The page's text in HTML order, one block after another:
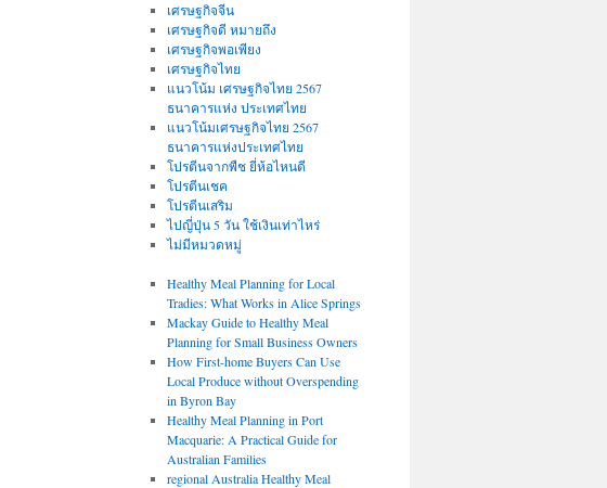
เศรษฐกิจจีน
เศรษฐกิจดี หมายถึง
เศรษฐกิจพอเพียง
เศรษฐกิจไทย
แนวโน้ม เศรษฐกิจไทย 2567
ธนาคารแห่ง ประเทศไทย
แนวโน้มเศรษฐกิจไทย 2567
ธนาคารแห่งประเทศไทย
โปรตีนจากพืช ยี่ห้อไหนดี
โปรตีนเชค
โปรตีนเสริม
ไปญี่ปุ่น 5 วัน ใช้เงินเท่าไหร่
ไม่มีหมวดหมู่
Healthy Meal Planning for Local
Tradies: What Works in Alice Springs
Mackay Guide to Healthy Meal
Planning for Small Business Owners
How First-home Buyers Can Use
Local Produce without Overspending
in Byron Bay
Healthy Meal Planning in Port
Macquarie: A Practical Guide for
Australian Families
regional Australia Healthy Meal